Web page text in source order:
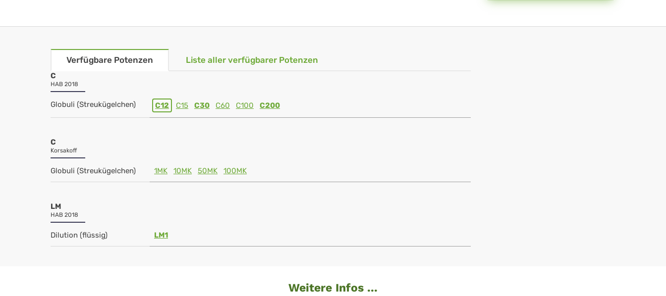
Verfügbare Potenzen Liste aller verfügbarer Potenzen
C
HAB 2018
Globuli (Streukügelchen) C12 C15 C30 C60 C100 C200
C
Korsakoff
Globuli (Streukügelchen) 1MK 10MK 50MK 100MK
LM
HAB 2018
Dilution (flüssig) LM1
Weitere Infos ...